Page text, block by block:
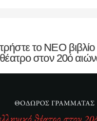
το ΝΕΟ
θέατρο στον 20ό